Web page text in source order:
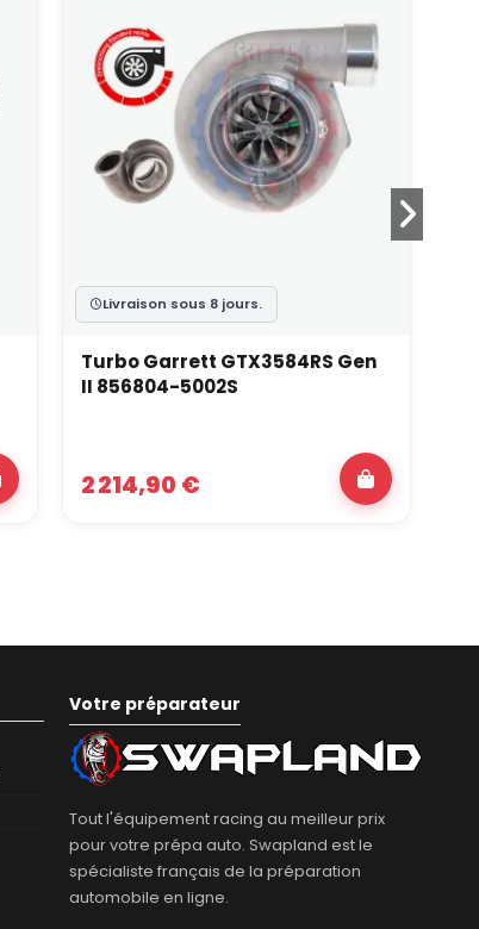
Livraison sous 8 jours.
Turbo Garrett GTX3584RS Gen
II 856804-5002S
2 214,90 €
Votre préparateur
Tout l'équipement racing au meilleur prix
pour votre prépa auto. Swapland est le
spécialiste français de la préparation
automobile en ligne.